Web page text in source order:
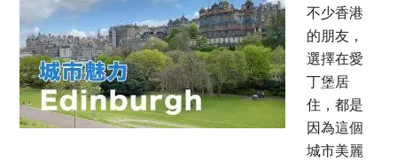
不少香港
的朋友，
選擇在愛
丁堡居
住，都是
因為這個
城市美麗